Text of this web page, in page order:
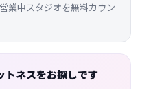
業中スタジオを無料カウン
トネスをお探しです